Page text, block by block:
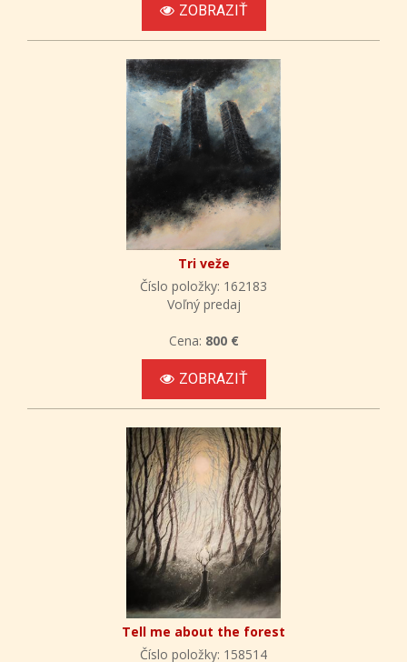
ZOBRAZIŤ
Tri veže
Číslo položky: 162183
Voľný predaj
Cena: 800 €
ZOBRAZIŤ
Tell me about the forest
Číslo položky: 158514